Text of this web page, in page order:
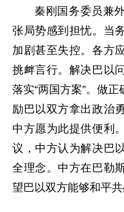
秦刚国务委员兼
张局势感到担忧。当
加剧甚至失控。各方
挑衅言行。解决巴以
落实“两国方案”。做
励巴以双方拿出政治
中方愿为此提供便利
议，中方认为解决巴
全理念。中方在巴勒
望巴以双方能够和平